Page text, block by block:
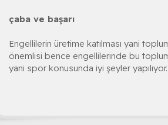
çaba ve başarı
Engellilerin üretime katılması yani
önemlisi bence engellilerinde bu
yani spor konusunda iyi şeyler yapılıyor.